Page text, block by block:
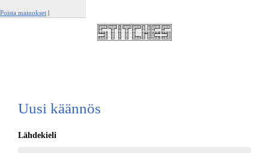
Poista mainokset |
Uusi käännös
Lähdekieli